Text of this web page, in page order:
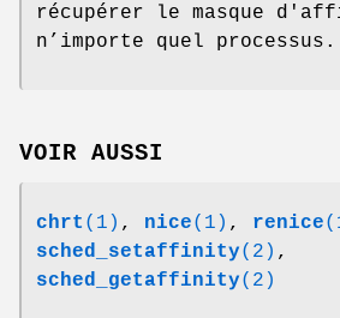
récupérer le masque
n’importe quel processus.
VOIR AUSSI
chrt (1) , nice(1) , renice
sched_setaffinity(2) ,
sched_getaffinity(2)